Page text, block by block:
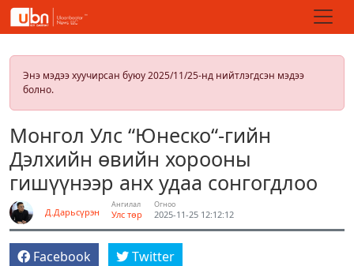
Энэ мэдээ хуучирсан буюу 2025/11/25-нд нийтлэгдсэн мэдээ
болно.
Монгол Улс “Юнеско“-гийн
Дэлхийн өвийн хорооны
гишүүнээр анх удаа сонгогдлоо
Д.Дарьсүрэн
Ангилал
Улс төр
Огноо
2025-11-25 12:12:12
Facebook Twitter